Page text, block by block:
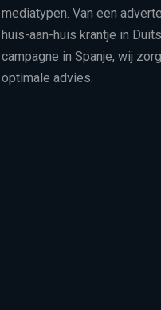
mediatypen. Van een
huis-aan-huis krantje in
campagne in Spanje, wij
optimale advies.